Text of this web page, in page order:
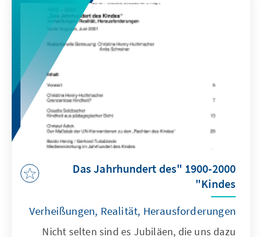
1900-2000 "Das Jahrhundert des
Kindes"
Verheißungen, Realität, Herausforderungen
Nicht selten sind es Jubiläen, die uns dazu